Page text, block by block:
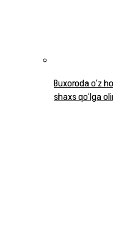
Buxoroda o‘z
shaxs qo‘lga